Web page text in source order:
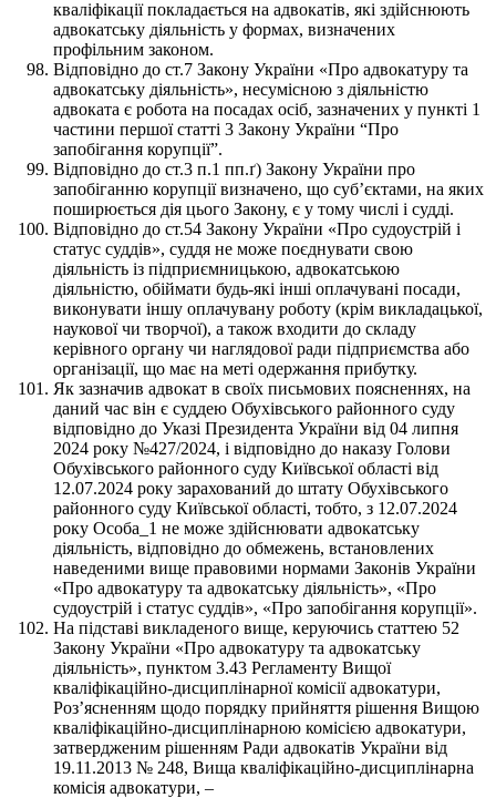
кваліфікації покладається на адвокатів, які здійснюють
адвокатську діяльність у формах, визначених
профільним законом.
Відповідно до ст.7 Закону України «Про адвокатуру та
адвокатську діяльність», несумісною з діяльністю
адвоката є робота на посадах осіб, зазначених у пункті 1
частини першої статті 3 Закону України “Про
запобігання корупції”.
Відповідно до ст.3 п.1 пп.ґ) Закону України про
запобіганню корупції визначено, що суб’єктами, на яких
поширюється дія цього Закону, є у тому числі і судді.
Відповідно до ст.54 Закону України «Про судоустрій і
статус суддів», суддя не може поєднувати свою
діяльність із підприємницькою, адвокатською
діяльністю, обіймати будь-які інші оплачувані посади,
виконувати іншу оплачувану роботу (крім викладацької,
наукової чи творчої), а також входити до складу
керівного органу чи наглядової ради підприємства або
організації, що має на меті одержання прибутку.
Як зазначив адвокат в своїх письмових поясненнях, на
даний час він є суддею Обухівського районного суду
відповідно до Указі Президента України від 04 липня
2024 року №427/2024, і відповідно до наказу Голови
Обухівського районного суду Київської області від
12.07.2024 року зарахований до штату Обухівського
районного суду Київської області, тобто, з 12.07.2024
року Особа_1 не може здійснювати адвокатську
діяльність, відповідно до обмежень, встановлених
наведеними вище правовими нормами Законів України
«Про адвокатуру та адвокатську діяльність», «Про
судоустрій і статус суддів», «Про запобігання корупції».
На підставі викладеного вище, керуючись статтею 52
Закону України «Про адвокатуру та адвокатську
діяльність», пунктом 3.43 Регламенту Вищої
кваліфікаційно-дисциплінарної комісії адвокатури,
Роз’ясненням щодо порядку прийняття рішення Вищою
кваліфікаційно-дисциплінарною комісією адвокатури,
затвердженим рішенням Ради адвокатів України від
19.11.2013 № 248, Вища кваліфікаційно-дисциплінарна
комісія адвокатури, –